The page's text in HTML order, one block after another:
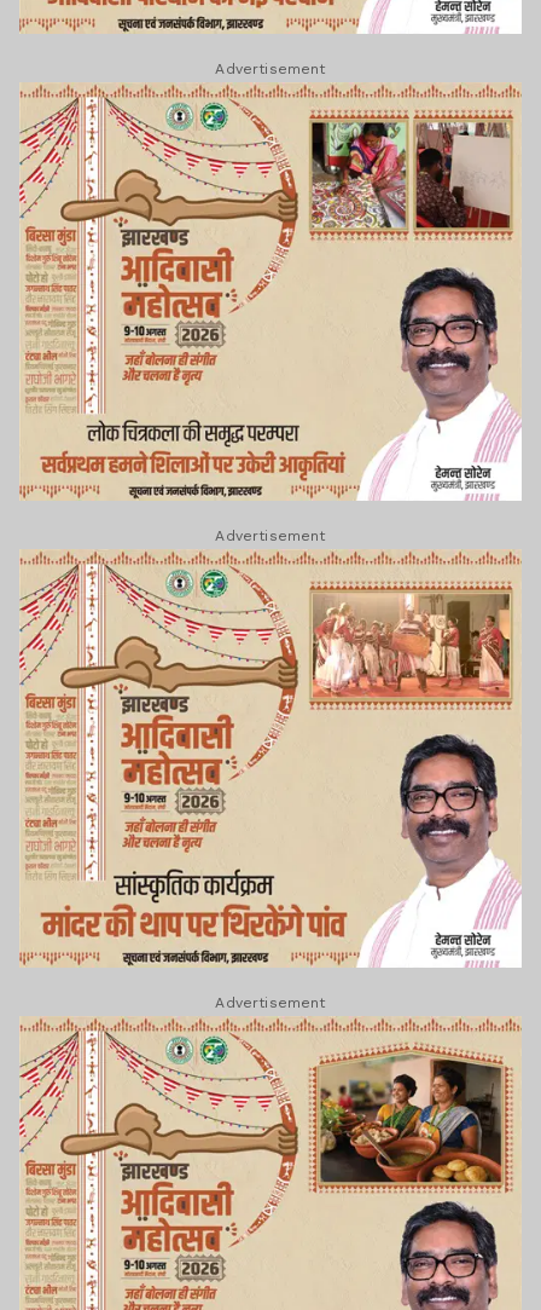
Advertisement
Advertisement
Advertisement